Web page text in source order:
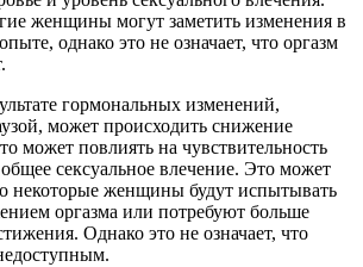
женщины могут заметить изменения в
однако это не означает, что оргазм
гормональных изменений,
может происходить снижение
может повлиять на чувствительность
сексуальное влечение. Это может
некоторые женщины будут испытывать
оргазма или потребуют больше
Однако это не означает, что